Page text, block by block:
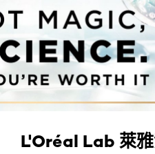
L'Oréal Lab 萊